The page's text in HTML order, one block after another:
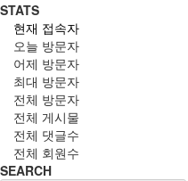
STATS
현재 접속자
오늘 방문자
어제 방문자
최대 방문자
전체 방문자
전체 게시물
전체 댓글수
전체 회원수
SEARCH